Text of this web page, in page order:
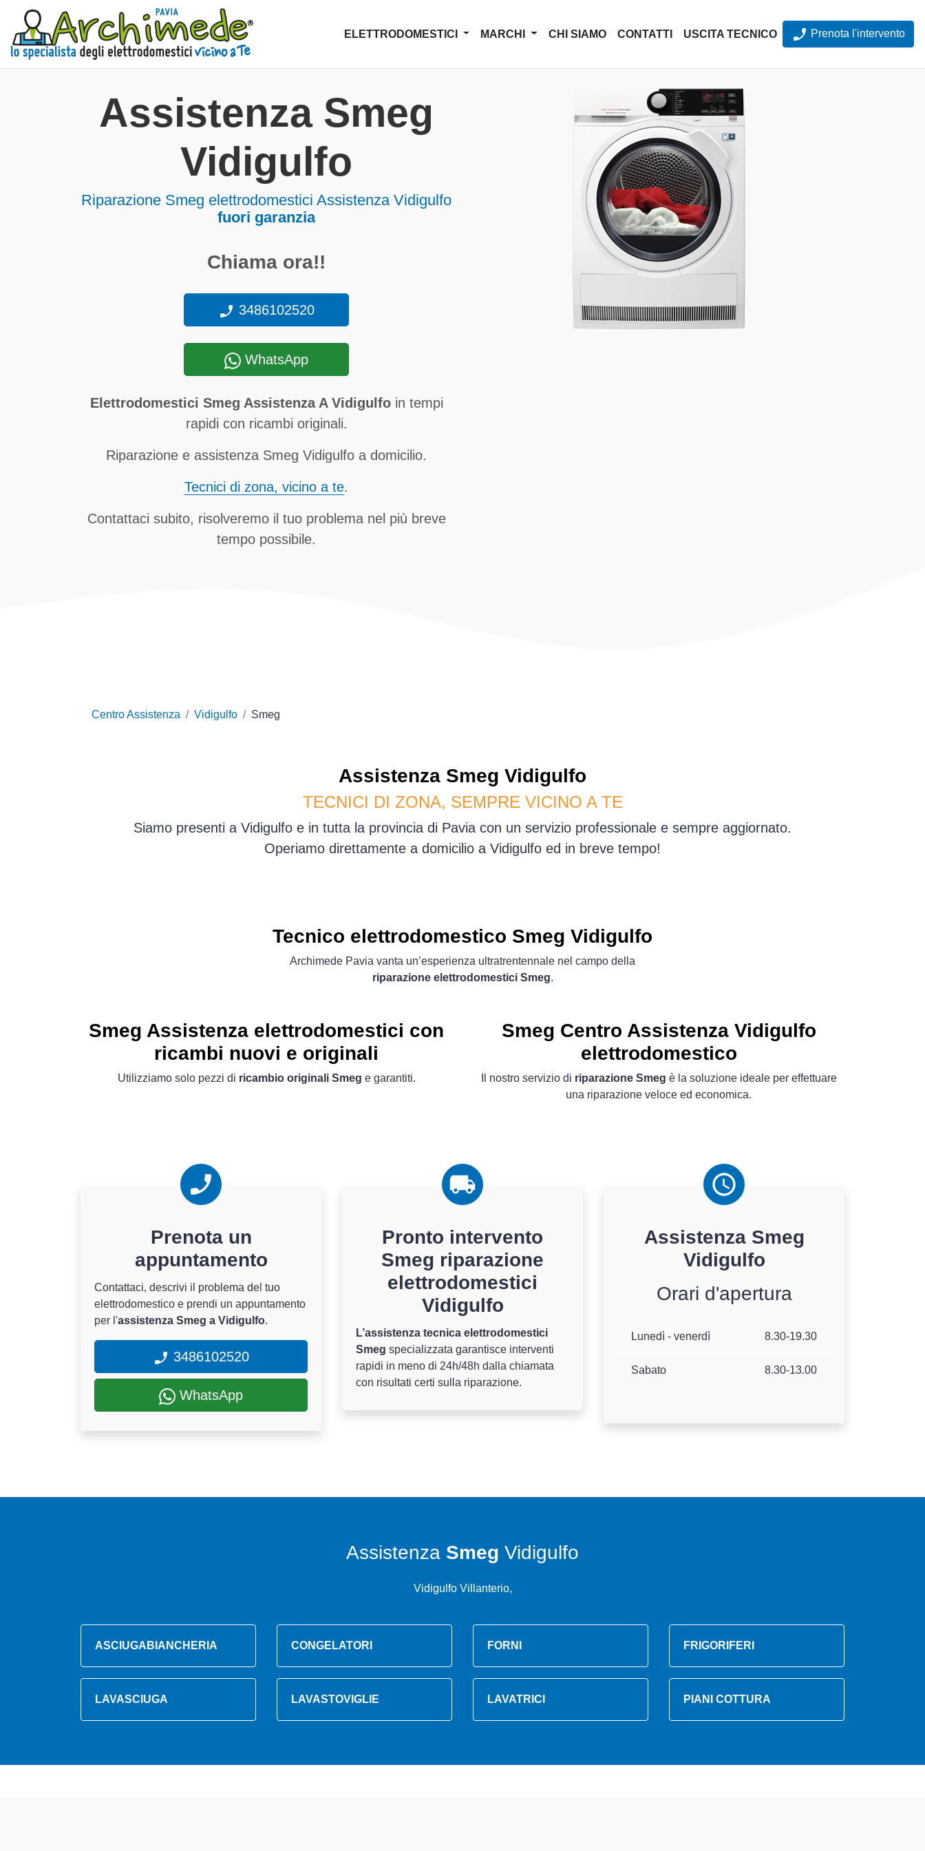
ELETTRODOMESTICI MARCHI CHI SIAMO CONTATTI USCITA TECNICO Prenota l'intervento
Assistenza Smeg
Vidigulfo
Riparazione Smeg elettrodomestici Assistenza Vidigulfo
fuori garanzia
Chiama ora!!
3486102520
WhatsApp
Elettrodomestici Smeg Assistenza A Vidigulfoin tempi
rapidi con ricambi originali.
Riparazione e assistenza Smeg Vidigulfo a domicilio.
Tecnici di zona, vicino a te.
Contattaci subito, risolveremo il tuo problema nel più breve
tempo possibile.
Centro Assistenza Vidigulfo Smeg
Assistenza Smeg Vidigulfo
TECNICI DI ZONA, SEMPRE VICINO A TE
Siamo presenti a Vidigulfo e in tutta la provincia di Pavia con un servizio professionale e sempre aggiornato.
Operiamo direttamente a domicilio a Vidigulfo ed in breve tempo!
Tecnico elettrodomestico Smeg Vidigulfo
Archimede Pavia vanta un’esperienza ultratrentennale nel campo della
riparazione elettrodomestici Smeg.
Smeg Assistenza elettrodomestici con
ricambi nuovi e originali
Utilizziamo solo pezzi di ricambio originali Smeg e garantiti.
Smeg Centro Assistenza Vidigulfo
elettrodomestico
Il nostro servizio di riparazione Smeg è la soluzione ideale per effettuare
una riparazione veloce ed economica.
Prenota un
appuntamento
Contattaci, descrivi il problema del tuo
elettrodomestico e prendi un appuntamento
per l'assistenza Smeg a Vidigulfo.
3486102520
WhatsApp
Pronto intervento
Smeg riparazione
elettrodomestici
Vidigulfo
L’assistenza tecnica elettrodomestici
Smeg specializzata garantisce interventi
rapidi in meno di 24h/48h dalla chiamata
con risultati certi sulla riparazione.
Assistenza Smeg
Vidigulfo
Orari d'apertura
Lunedì - venerdì 8.30-19.30
Sabato 8.30-13.00
Assistenza Smeg Vidigulfo
Vidigulfo Villanterio,
ASCIUGABIANCHERIA CONGELATORI FORNI FRIGORIFERI
LAVASCIUGA LAVASTOVIGLIE LAVATRICI PIANI COTTURA